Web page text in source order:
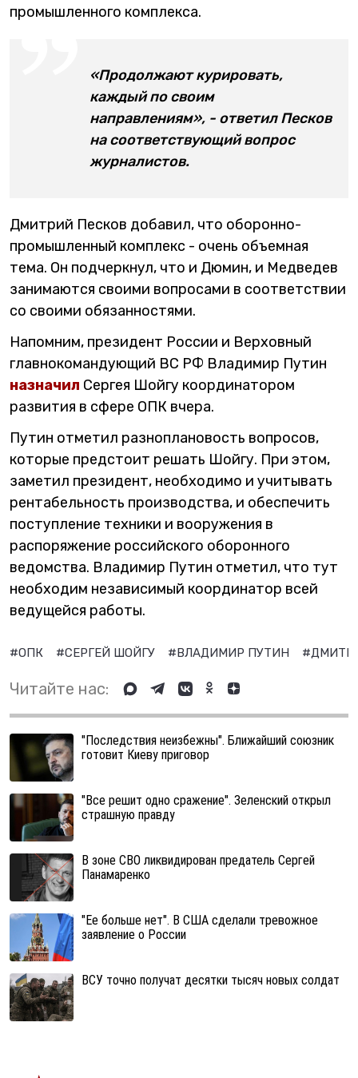
промышленного комплекса.
«Продолжают курировать,
каждый по своим
направлениям», - ответил Песков
на соответствующий вопрос
журналистов.
Дмитрий Песков добавил, что оборонно-
промышленный комплекс - очень объемная
тема. Он подчеркнул, что и Дюмин, и Медведев
занимаются своими вопросами в соответствии
со своими обязанностями.
Напомним, президент России и Верховный
главнокомандующий ВС РФ Владимир Путин
назначил Сергея Шойгу координатором
развития в сфере ОПК вчера.
Путин отметил разноплановость вопросов,
которые предстоит решать Шойгу. При этом,
заметил президент, необходимо и учитывать
рентабельность производства, и обеспечить
поступление техники и вооружения в
распоряжение российского оборонного
ведомства. Владимир Путин отметил, что тут
необходим независимый координатор всей
ведущейся работы.
#ОПК #СЕРГЕЙ ШОЙГУ #ВЛАДИМИР ПУТИН
Читайте нас:
"Последствия неизбежны". Ближайший союзник
готовит Киеву приговор
"Все решит одно сражение". Зеленский открыл
страшную правду
В зоне СВО ликвидирован предатель Сергей
Панамаренко
"Ее больше нет". В США сделали тревожное
заявление о России
ВСУ точно получат десятки тысяч новых солдат